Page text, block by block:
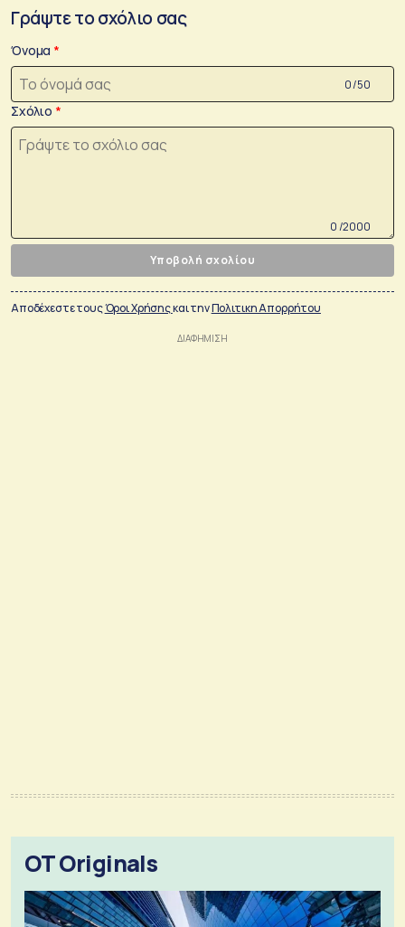
Γράψτε το σχόλιο σας
Όνομα
0 /50
Σχόλιο
0 /2000
Υποβολή σχολίου
Αποδέχεστε τουςΌροι Χρήσηςκαι τηνΠολιτικη Απορρήτου
OT Originals